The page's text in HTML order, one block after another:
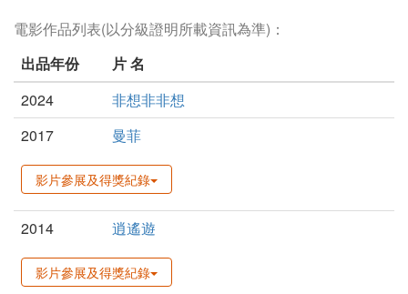
電影作品列表(以分級證明所載資訊為準)：
出品年份
片 名
2024
非想非非想
2017
曼菲
影片參展及得獎紀錄
2014 逍遙遊
影片參展及得獎紀錄